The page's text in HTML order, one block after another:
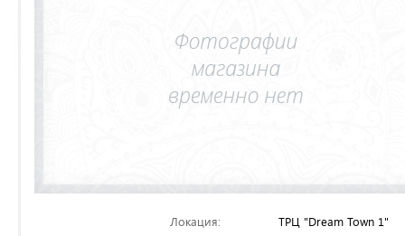
Локация:
ТРЦ "Dream Town 1"